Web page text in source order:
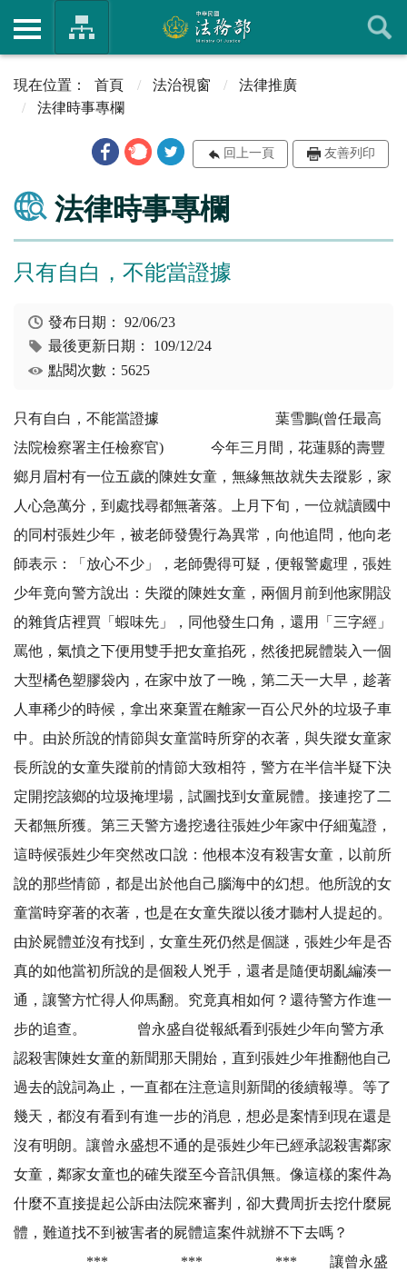
首頁 法治視窗
法律推廣
法律時事專欄
回上一頁 友善列印
法律時事專欄
只有自白，不能當證據
發布日期：92/06/23
最後更新日期： 109/12/24
點閱次數：5625
只有自白，不能當證據 葉雪鵬(曾任最高
法院檢察署主任檢察官) 今年三月間，花蓮縣的壽豐
鄉月眉村有一位五歲的陳姓女童，無緣無故就失去蹤影，家
人心急萬分，到處找尋都無著落。上月下旬，一位就讀國中
的同村張姓少年，被老師發覺行為異常，向他追問，他向老
師表示：「放心不少」，老師覺得可疑，便報警處理，張姓
少年竟向警方說出：失蹤的陳姓女童，兩個月前到他家開設
的雜貨店裡買「蝦味先」，同他發生口角，還用「三字經」
罵他，氣憤之下便用雙手把女童掐死，然後把屍體裝入一個
大型橘色塑膠袋內，在家中放了一晚，第二天一大早，趁著
人車稀少的時候，拿出來棄置在離家一百公尺外的垃圾子車
中。由於所說的情節與女童當時所穿的衣著，與失蹤女童家
長所說的女童失蹤前的情節大致相符，警方在半信半疑下決
定開挖該鄉的垃圾掩埋場，試圖找到女童屍體。接連挖了二
天都無所獲。第三天警方邊挖邊往張姓少年家中仔細蒐證，
這時候張姓少年突然改口說：他根本沒有殺害女童，以前所
說的那些情節，都是出於他自己腦海中的幻想。他所說的女
童當時穿著的衣著，也是在女童失蹤以後才聽村人提起的。
由於屍體並沒有找到，女童生死仍然是個謎，張姓少年是否
真的如他當初所說的是個殺人兇手，還者是隨便胡亂編湊一
通，讓警方忙得人仰馬翻。究竟真相如何？還待警方作進一
步的追查。 曾永盛自從報紙看到張姓少年向警方承
認殺害陳姓女童的新聞那天開始，直到張姓少年推翻他自己
過去的說詞為止，一直都在注意這則新聞的後續報導。等了
幾天，都沒有看到有進一步的消息，想必是案情到現在還是
沒有明朗。讓曾永盛想不通的是張姓少年已經承認殺害鄰家
女童，鄰家女童也的確失蹤至今音訊俱無。像這樣的案件為
什麼不直接提起公訴由法院來審判，卻大費周折去挖什麼屍
體，難道找不到被害者的屍體這案件就辦不下去嗎？
*** *** *** 讓曾永盛